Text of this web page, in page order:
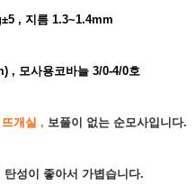
, 지름 1.3~1.4mm
, 모사용코바늘 3/0-4/0호
개실 , 보풀이 없는 순모사입니다.
성이 좋아서 가볍습니다.